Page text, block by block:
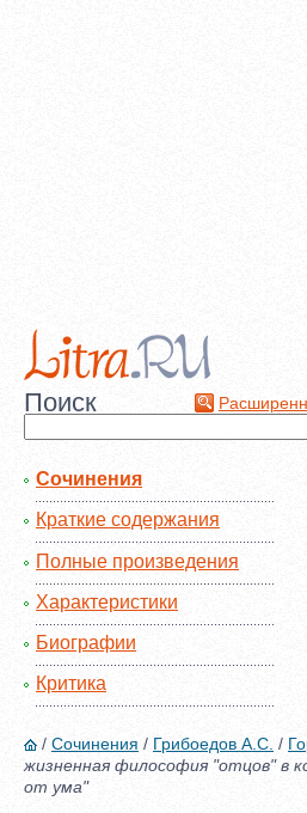
Поиск
Сочинения
Краткие содержания
Полные произведения
Характеристики
Биографии
Критика
/ Сочинения / Грибоедов А.С. /
жизненная философия "отцов" в
от ума"